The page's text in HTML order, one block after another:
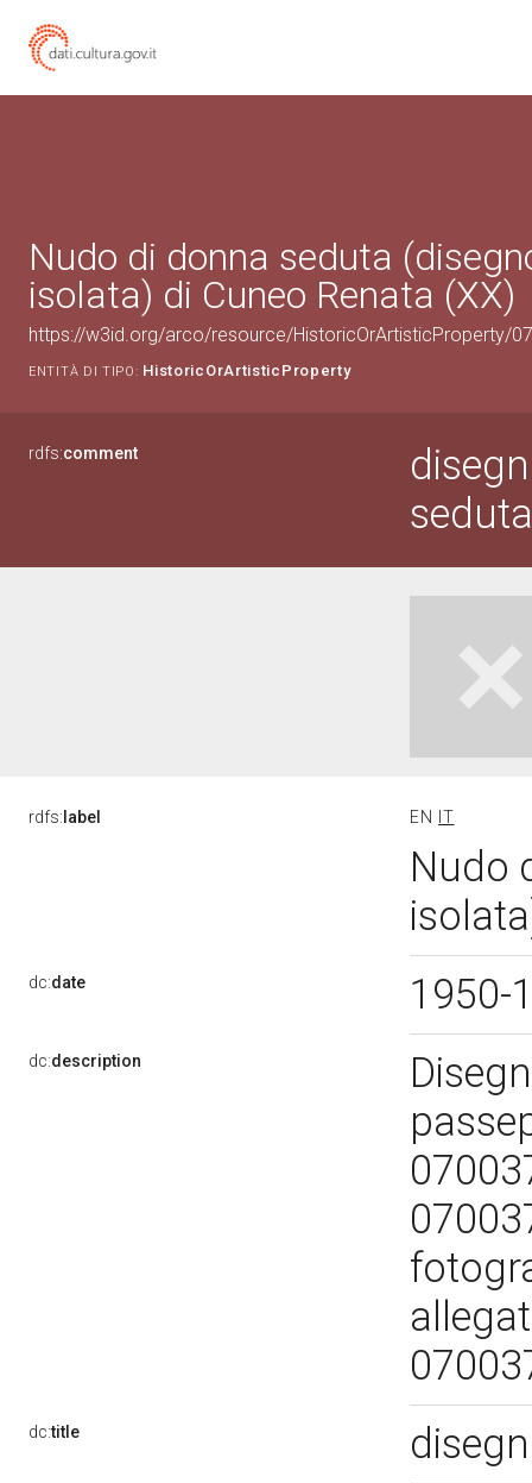
Nudo di donna seduta
isolata) di Cuneo Renata (XX)
https://w3id.org/arco/resource/HistoricOrArtisticProperty/
ENTITÀ DI TIPO: HistoricOrArtisticProperty
rdfs:comment
seduta
rdfs: label EN IT
Nudo
dc:date 1950-
dc:description
dc:title